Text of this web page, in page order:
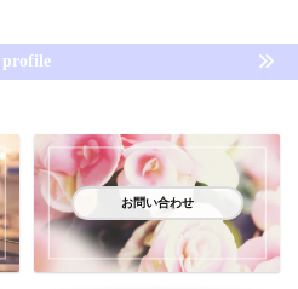
profile
お問い合わせ